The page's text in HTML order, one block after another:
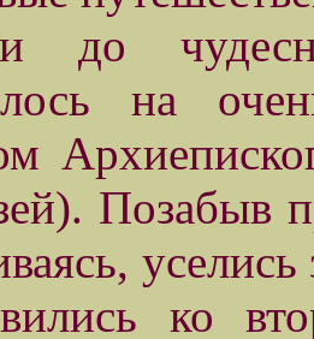
до
на
Позабыв
ко